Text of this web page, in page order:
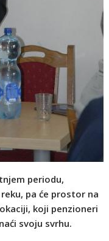
periodu,
pa će prostor na
koji penzioneri
svoju svrhu.